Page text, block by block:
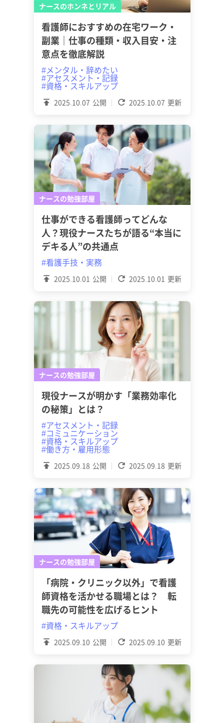
ナースのホンネとリアル
2025.10.07 公開 2025.10.07 更新
看護師におすすめの在宅ワーク・
副業｜仕事の種類・収入目安・注
意点を徹底解説
#メンタル・辞めたい
#アセスメント・記録
#資格・スキルアップ
ナースの勉強部屋
2025.10.01 公開 2025.10.01 更新
仕事ができる看護師ってどんな
人？現役ナースたちが語る“本当に
デキる人”の共通点
#看護手技・実務
ナースの勉強部屋
2025.09.18 公開 2025.09.18 更新
現役ナースが明かす「業務効率化
の秘策」とは？
#アセスメント・記録
#コミュニケーション
#資格・スキルアップ
#働き方・雇用形態
ナースの勉強部屋
2025.09.10 公開 2025.09.10 更新
「病院・クリニック以外」で看護
師資格を活かせる職場とは？ 転
職先の可能性を広げるヒント
#資格・スキルアップ